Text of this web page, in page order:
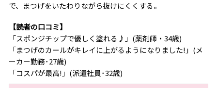
で、まつげをいたわりながら抜けにくくする。
【読者の口コミ】
「スポンジチップで優しく塗れる♪」(薬剤師・34歳)
「まつげのカールがキレイに上がるようになりました!」(メ
ーカー勤務･27歳)
「コスパが最高!」(派遣社員･32歳)